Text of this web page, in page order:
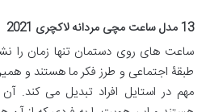
13 مدل ساعت مچی مردانه لاکچری 2021
ساعت های روی دستمان تنها زمان را
طبقۀ اجتماعی و طرز فکر ما هستند و
مهم در استایل افراد تبدیل می